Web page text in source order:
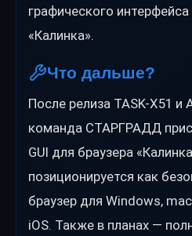
графического
«Калинка».
Что дальше?
После релиза TASK-X51 и
команда СТАРГРАДД
GUI для браузера
позиционируется как
браузер для Windows,
iOS. Также в планах —